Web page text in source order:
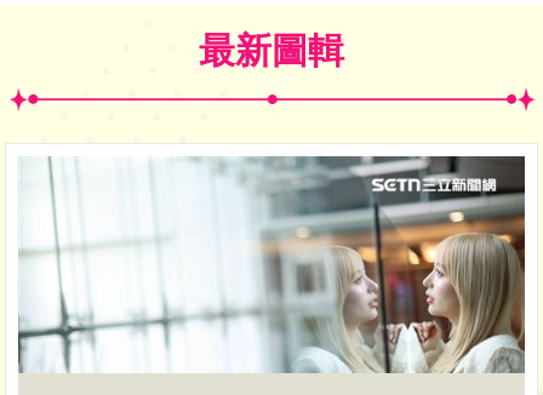
最新圖輯